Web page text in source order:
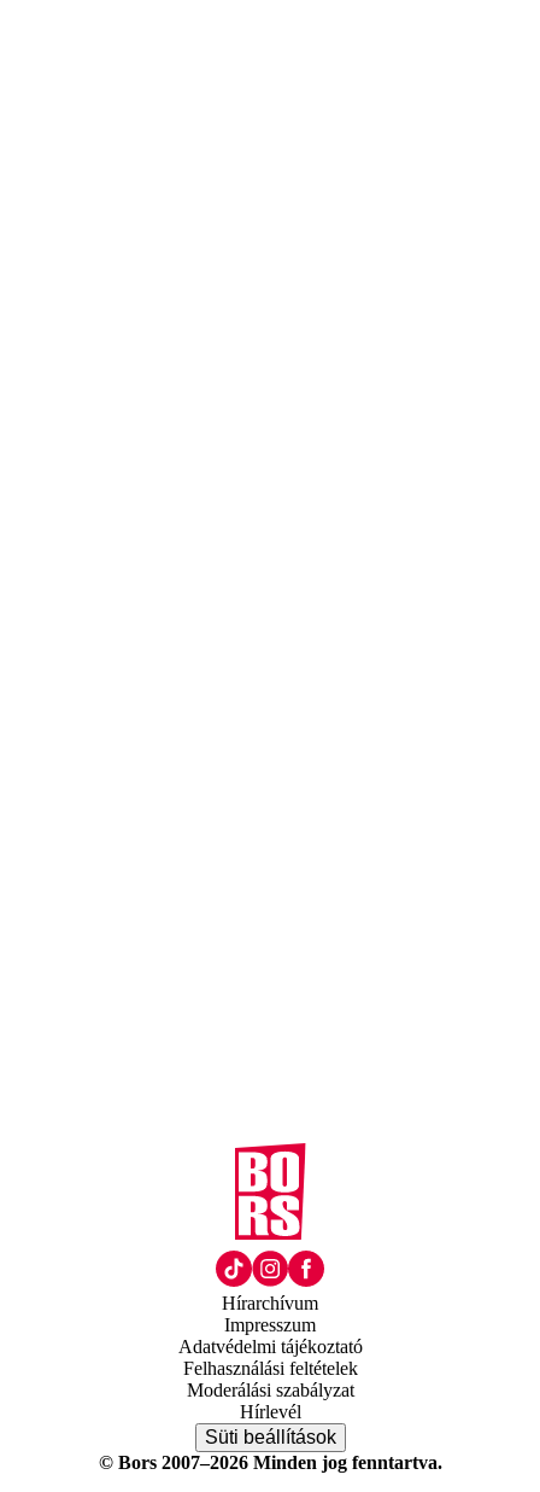
Hírarchívum
Impresszum
Adatvédelmi tájékoztató
Felhasználási feltételek
Moderálási szabályzat
Hírlevél
Süti beállítások
© Bors 2007–2026 Minden jog fenntartva.